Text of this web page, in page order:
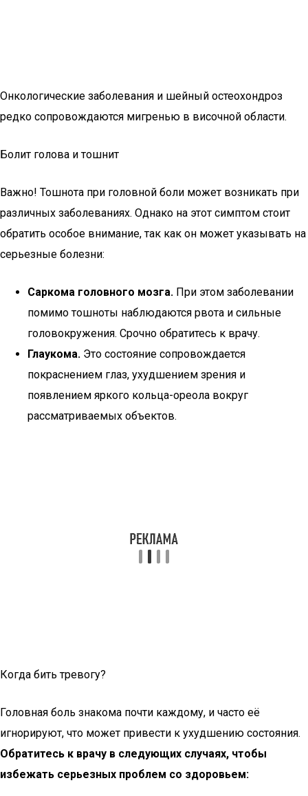
Онкологические заболевания и шейный остеохондроз
редко сопровождаются мигренью в височной области.
Болит голова и тошнит
Важно! Тошнота при головной боли может возникать при
различных заболеваниях. Однако на этот симптом стоит
обратить особое внимание, так как он может указывать на
серьезные болезни:
Саркома головного мозга. При этом заболевании
помимо тошноты наблюдаются рвота и сильные
головокружения. Срочно обратитесь к врачу.
Глаукома. Это состояние сопровождается
покраснением глаз, ухудшением зрения и
появлением яркого кольца-ореола вокруг
рассматриваемых объектов.
Когда бить тревогу?
Головная боль знакома почти каждому, и часто её
игнорируют, что может привести к ухудшению состояния.
Обратитесь к врачу в следующих случаях, чтобы
избежать серьезных проблем со здоровьем: